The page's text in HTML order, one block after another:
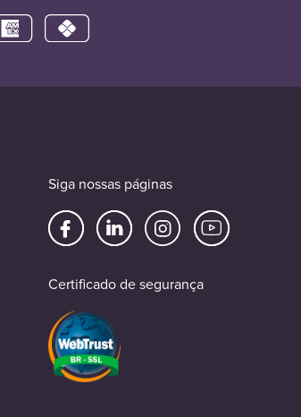
Siga nossas páginas
Certificado de segurança